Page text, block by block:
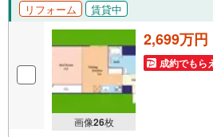
リフォーム 賃貸中
画像26枚
2,699万円
成約でもら